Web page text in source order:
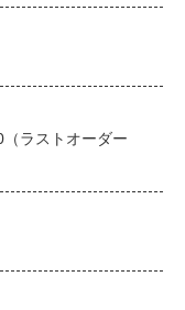
ラストオーダー